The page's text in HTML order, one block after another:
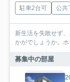
駐車2台可 公共
新生活を失敗せず
かがでしょうか。
募集中の部屋